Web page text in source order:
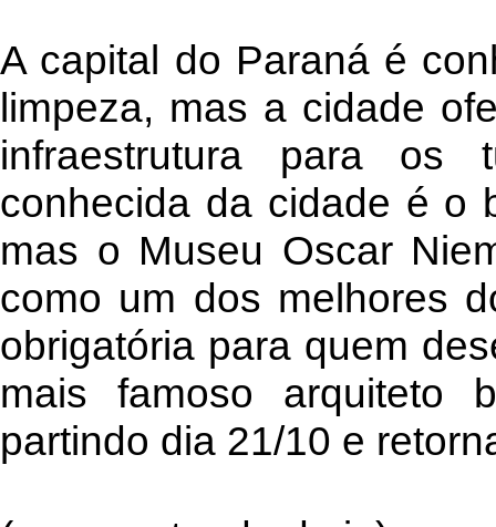
A capital do Paraná é
limpeza, mas a cidade
infraestrutura para os
conhecida da cidade é o
mas o Museu Oscar
como um dos melhores
obrigatória para quem
mais famoso arquiteto
partindo dia 21/10 e